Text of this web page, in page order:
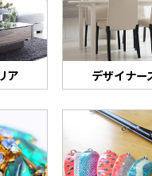
ア デザイナー